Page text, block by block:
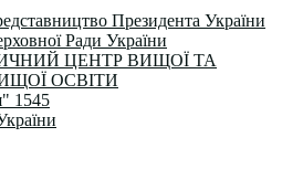
Президента України
Ради України
ЦЕНТР ВИЩОЇ ТА
ОСВІТИ
1545